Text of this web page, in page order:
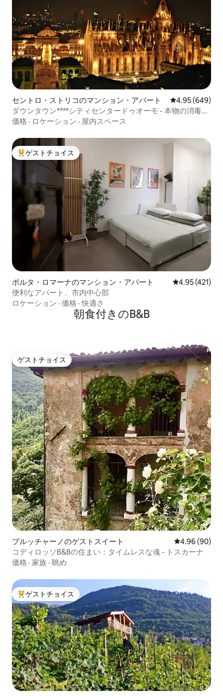
セントロ・ストリコのマンション・アパート レビュー649
4.95 (649)
ダウンタウン****シティセンタードゥオーモ - 本物の消毒済
み
価格 · ロケーション · 屋内スペース
大好評のゲストチョイスです。
ゲストチョイス
ポルタ・ロマーナのマンション・アパート レビュー421
4.95 (421)
便利なアパート、市内中心部
ロケーション · 価格 ·快適さ
朝食付きのB&B
ゲストチョイス
ゲストチョイス
ブルッチャーノのゲストスイート レビュー90件
4.96 (90)
コディロッソB&Bの住まい：タイムレスな魂 - トスカーナ
価格 · 家族 · 眺め
大好評のゲストチョイスです。
ゲストチョイス